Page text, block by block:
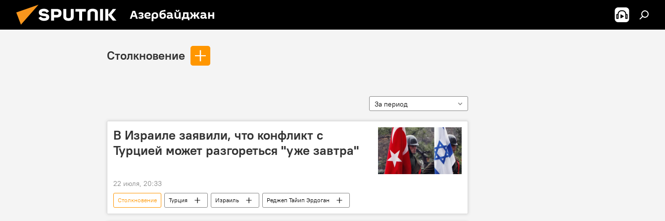
Азербайджан
Столкновение
За период
В Израиле заявили, что конфликт с
Турцией может разгореться "уже завтра"
22 июля, 20:33
Столкновение Турция Израиль Реджеп Тайип Эрдоган